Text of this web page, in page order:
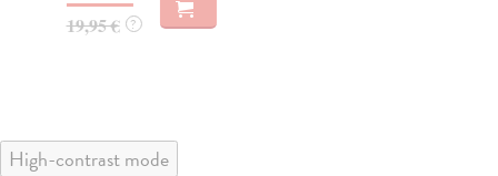
32,85 € ?
High-contrast mode